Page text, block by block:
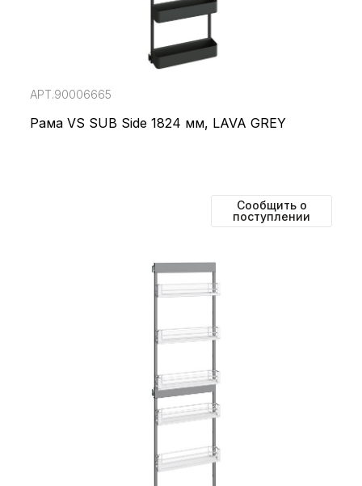
АРТ.90006665
Рама VS SUB Side 1824 мм, LAVA GREY
Сообщить о
поступлении